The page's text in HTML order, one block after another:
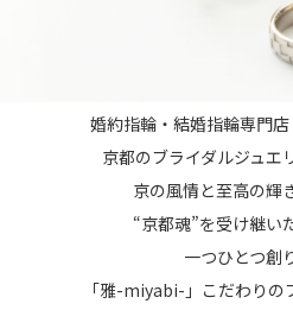
年末年始休業期間 (2024年12月30日(
婚約指輪・結婚指輪専門
京都のブライダルジュエ
京の風情と至高の輝
“京都魂”を受け継い
一つひとつ創
「雅-miyabi-」こだわりの